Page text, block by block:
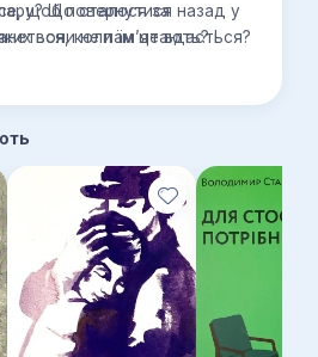
Що сталося за
вони не пам’ятають? І
до себе
щоб повернутися назад у
коли їм це вдасться?